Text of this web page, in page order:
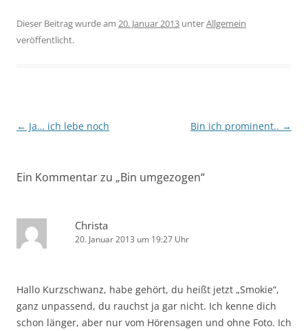
Dieser Beitrag wurde am 20. Januar 2013 unterAllgemein
veröffentlicht.
Beitragsnavigation
← Ja… ich lebe noch Bin ich prominent.. →
Ein Kommentar zu „Bin umgezogen“
Christa
20. Januar 2013 um 19:27 Uhr
Hallo Kurzschwanz, habe gehört, du heißt jetzt „Smokie“,
ganz unpassend, du rauchst ja gar nicht. Ich kenne dich
schon länger, aber nur vom Hörensagen und ohne Foto. Ich